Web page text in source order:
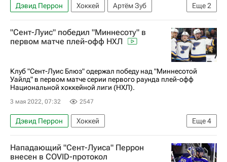
Еще2
Дэвид Перрон Хоккей
Артём Зуб
Дилан Ларкин
Национальная хоккейная лига (НХЛ)
"Сент-Луис" победил "Миннесоту" в
первом матче плей-офф НХЛ
Клуб "Сент-Луис Блюз" одержал победу над "Миннесотой
Уайлд" в первом матче серии первого раунда плей-офф
Национальной хоккейной лиги (НХЛ).
3 мая 2022, 07:32 2547
Еще4
Дэвид Перрон
Хоккей
Национальная хоккейная лига (НХЛ)
Сент-Луис Блюз
Миннесота Уайлд
Нападающий "Сент-Луиса" Перрон
внесен в COVID-протокол